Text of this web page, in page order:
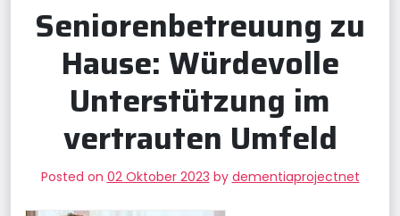
Seniorenbetreuung zu
Hause: Würdevolle
Unterstützung im
vertrauten Umfeld
Posted on 02 Oktober 2023 by dementiaprojectnet